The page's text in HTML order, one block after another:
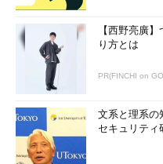
【西野亮廣
り方とは
PR(FINCHI on
文系と理系
セキュリティ